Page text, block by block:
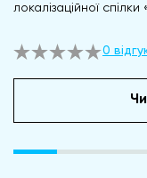
локалізаційної
0